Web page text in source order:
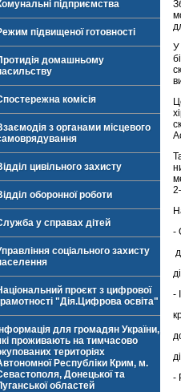
підприємства
підвищеної готовності
домашньому
комісія
з органами місцевого
цивільного захисту
оборонної роботи
у справах дітей
соціального захисту
проєкт з цифрової
"Дія.Цифрова освіта"
для громадян України,
проживають на тимчасово
територіях
Республіки Крим, м.
Донецької та
областей
У
-
-
-